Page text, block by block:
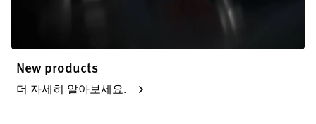
New products
더 자세히 알아보세요.